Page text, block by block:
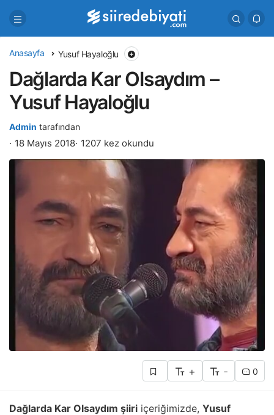
Anasayfa Yusuf Hayaloğlu
Dağlarda Kar Olsaydım –
Yusuf Hayaloğlu
Admin tarafından
18 Mayıs 2018 1207 kez okundu
+ - 0
Dağlarda Kar Olsaydım şiiri içeriğimizde, Yusuf